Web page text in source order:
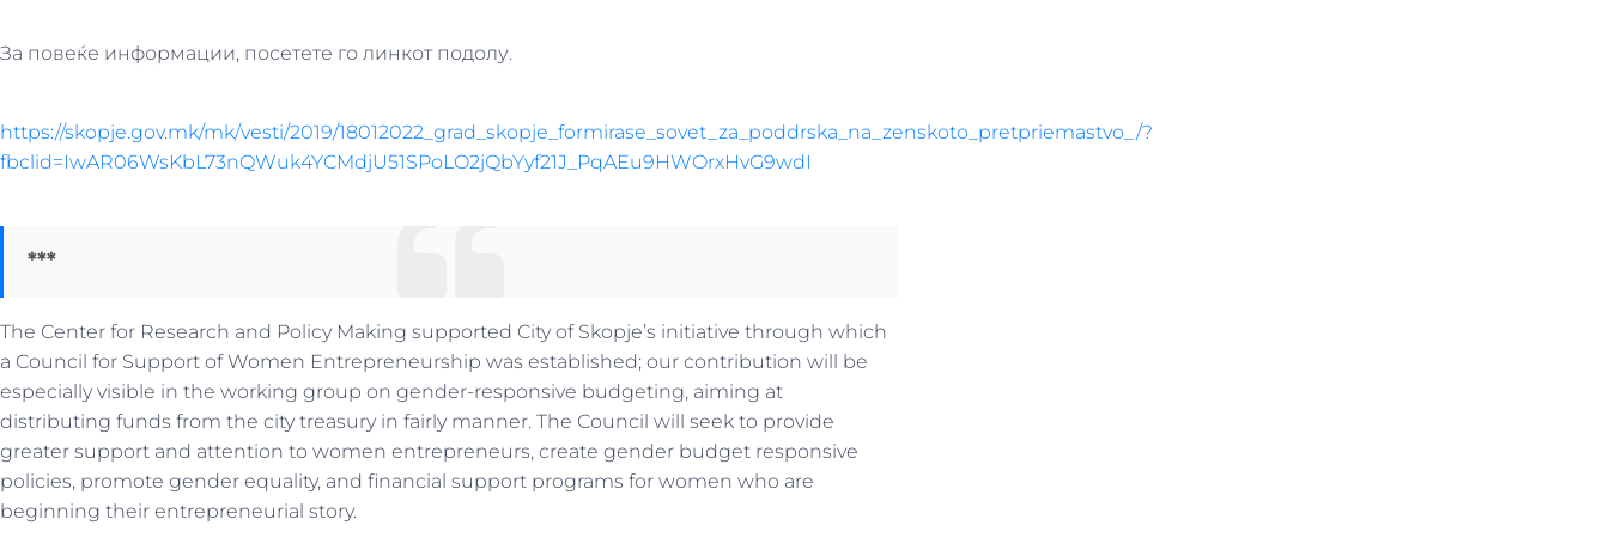
За повеќе информации, посетете го линкот подолу.
https://skopje.gov.mk/mk/vesti/2019/18012022_grad_skopje_formirase_sovet_za_poddrska_na_zenskoto_pretpriemastvo_/?
fbclid=IwAR06WsKbL73nQWuk4YCMdjU51SPoLO2jQbYyf21J_PqAEu9HWOrxHvG9wdI
***
The Center for Research and Policy Making supported City of Skopje’s initiative through which
a Council for Support of Women Entrepreneurship was established; our contribution will be
especially visible in the working group on gender-responsive budgeting, aiming at
distributing funds from the city treasury in fairly manner. The Council will seek to provide
greater support and attention to women entrepreneurs, create gender budget responsive
policies, promote gender equality, and financial support programs for women who are
beginning their entrepreneurial story.